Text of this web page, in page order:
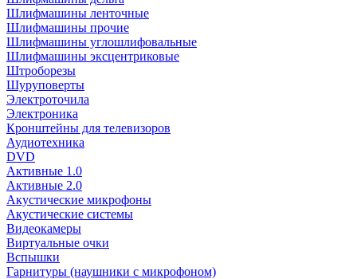
Шлифмашины ленточные
Шлифмашины прочие
Шлифмашины углошлифовальные
Шлифмашины эксцентриковые
Штроборезы
Шуруповерты
Электроточила
Электроника
Кронштейны для телевизоров
Аудиотехника
DVD
Активные 1.0
Активные 2.0
Акустические микрофоны
Акустические системы
Видеокамеры
Виртуальные очки
Вспышки
Гарнитуры (наушники с микрофоном)